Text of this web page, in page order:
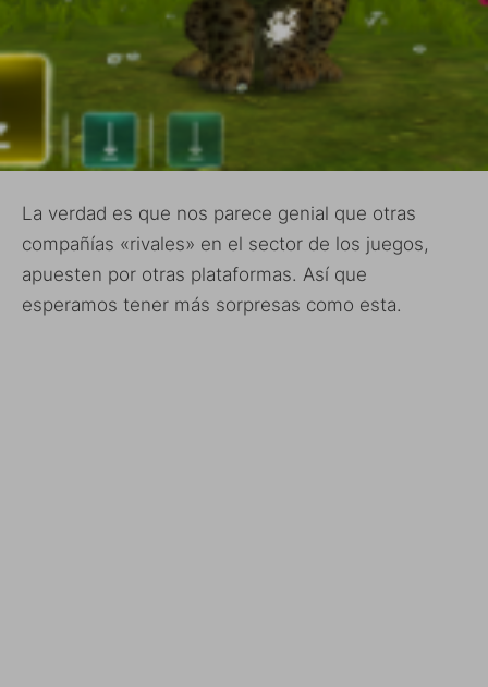
La verdad es que nos parece genial que otras
compañías «rivales» en el sector de los juegos,
apuesten por otras plataformas. Así que
esperamos tener más sorpresas como esta.